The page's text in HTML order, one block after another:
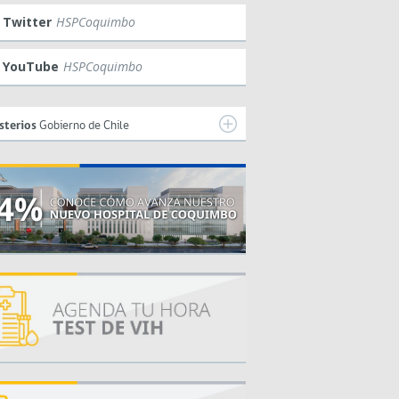
Twitter HSPCoquimbo
YouTube HSPCoquimbo
Gobierno de Chile